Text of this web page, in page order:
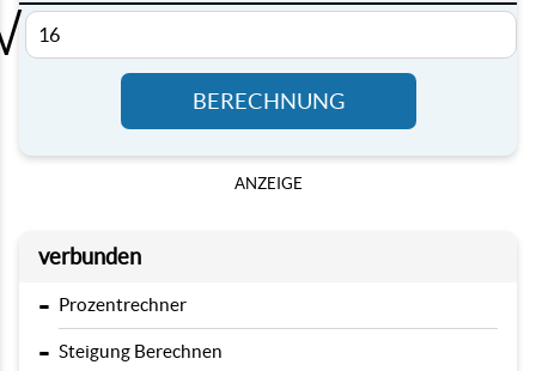
BERECHNUNG
ANZEIGE
verbunden
- Prozentrechner
- Steigung Berechnen